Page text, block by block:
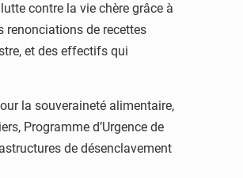
contre la vie chère grâce à
renonciations de recettes
et des effectifs qui
la souveraineté alimentaire,
Programme d’Urgence de
de désenclavement